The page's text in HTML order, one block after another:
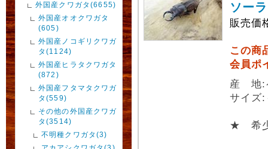
外国産クワガタ(6655)
外国産オオクワガタ
(605)
外国産ノコギリクワガ
タ(1124)
外国産ヒラタクワガタ
(872)
外国産フタマタクワガ
タ(559)
その他の外国産クワガ
タ(3514)
不明種クワガタ(3)
ソー
販売価
この商
会員ポ
産 地:
サイ
★ 希